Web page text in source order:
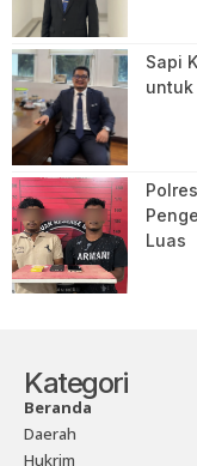
Sapi
untuk
Luas
Kategori
Beranda
Daerah
Hukrim